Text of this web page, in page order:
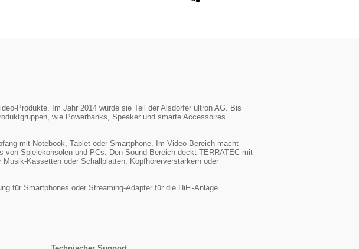
Produkte. Im Jahr 2014 wurde sie Teil der Alsdorfer ultron AG. Bis
wie Powerbanks, Speaker und smarte Accessoires
mit Notebook, Tablet oder Smartphone. Im Video-Bereich macht
Spielekonsolen und PCs. Den Sound-Bereich deckt TERRATEC mit
Kassetten oder Schallplatten, Kopfhörerverstärkern oder
für Smartphones oder Streaming-Adapter für die HiFi-Anlage.